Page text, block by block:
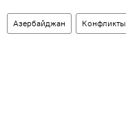
Азербайджан Конфликты